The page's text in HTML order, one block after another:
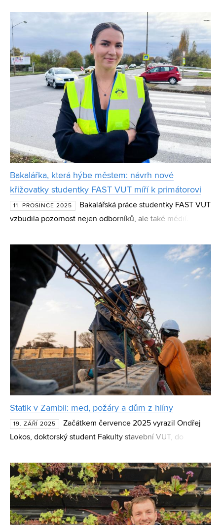
dobu se mu tam podařilo vybudovat širokou síť aktivi
Bakalářka, která hýbe městem: návrh nové
křižovatky studentky FAST VUT míří k primátorovi
11. PROSINCE 2025
Bakalářská práce studentky FAST VUT
vzbudila pozornost nejen odborníků, ale také médií.
návrh rekonstrukce nehodové křižovatky ve slovenských
Statik v Zambii: med, požáry a dům z hlíny
19. ZÁŘÍ 2025
Začátkem července 2025 vyrazil Ondřej
Lokos, doktorský student Fakulty stavební VUT, do
střední školy a Ondřej působí od letošního února v rámci